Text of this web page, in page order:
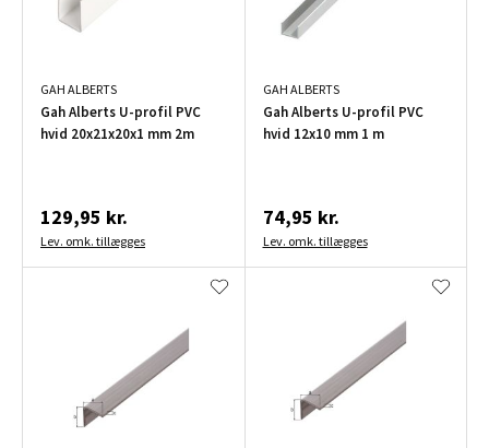
GAH ALBERTS
Gah Alberts U-profil PVC
hvid 20x21x20x1 mm 2m
129,95 kr.
Lev. omk. tillægges
GAH ALBERTS
Gah Alberts U-profil PVC
hvid 12x10 mm 1 m
74,95 kr.
Lev. omk. tillægges